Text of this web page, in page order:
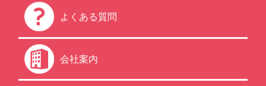
よくある質問
会社案内